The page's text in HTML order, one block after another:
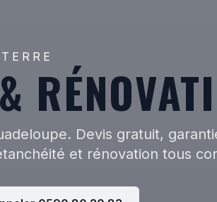
Devis gratuit,
et rénovation tous